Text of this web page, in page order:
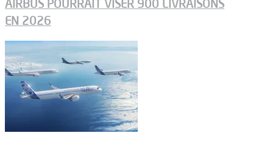
AIRBUS POURRAIT VISER 900 LIVRAISONS
EN 2026